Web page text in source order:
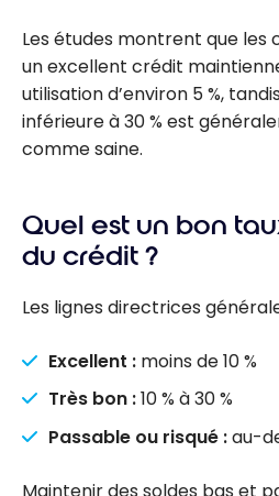
Les études montrent que
un excellent crédit
utilisation d’environ 5 %,
inférieure à 30 % est
comme saine.
Quel est un bon
du crédit ?
Les lignes directrices
Excellent : moins de 10 %
Très bon :10 % à 30 %
Passable ou risqué :au-
Maintenir des soldes bas et